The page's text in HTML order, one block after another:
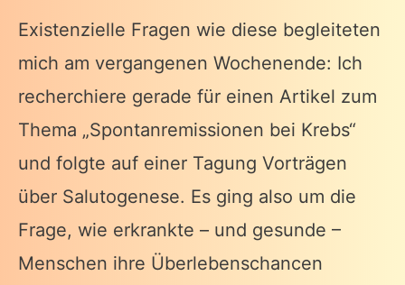
Existenzielle Fragen wie diese begleiteten
mich am vergangenen Wochenende: Ich
recherchiere gerade für einen Artikel zum
Thema „Spontanremissionen bei Krebs“
und folgte auf einer Tagung Vorträgen
über Salutogenese. Es ging also um die
Frage, wie erkrankte – und gesunde –
Menschen ihre Überlebenschancen